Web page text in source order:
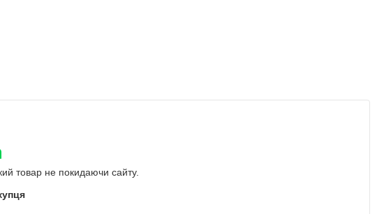
товар не покидаючи сайту.